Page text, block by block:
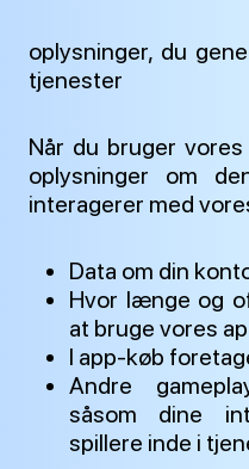
oplysninger, du
tjenester
Når du bruger
oplysninger om
interagerer med
Data om din
Hvor længe og
at bruge vores
I app-køb
Andre
såsom dine
spillere inde i